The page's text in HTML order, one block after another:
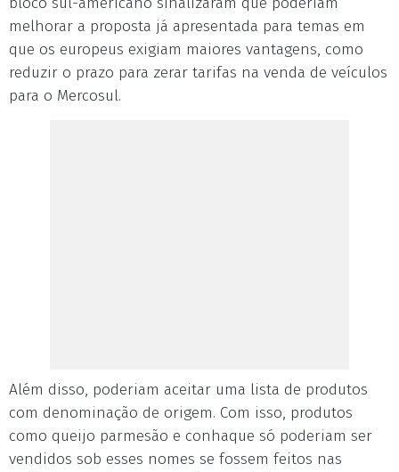
melhorar a proposta já apresentada para temas em
que os europeus exigiam maiores vantagens, como
reduzir o prazo para zerar tarifas na venda de veículos
para o Mercosul.
Além disso, poderiam aceitar uma lista de produtos
com denominação de origem. Com isso, produtos
como queijo parmesão e conhaque só poderiam ser
vendidos sob esses nomes se fossem feitos nas